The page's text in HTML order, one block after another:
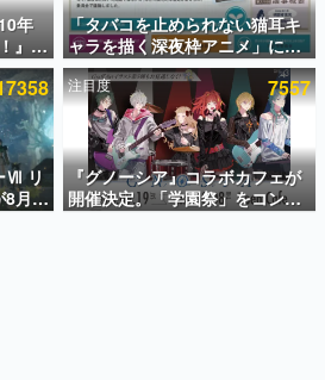
覧
事
数千以上！ ページビュー数万以上！ などな
々に読まれた、電ファミ渾身の“殿堂入り”記
した。
年
』
マン
ク」
、あ
る！
「タバコを止められない猫耳キ
ャラを描く深夜枠アニメ」に視
聴者の一部から批判意見。違法
薬物の使用と思しき描写も含め
て、BPOが議論を交わす
Ⅶ リ
8月
』リ
注目度 7557
『グノーシア』コラボカフェが
開催決定。「学園祭」をコンセ
プトに、模擬店やセツやSQ、ラ